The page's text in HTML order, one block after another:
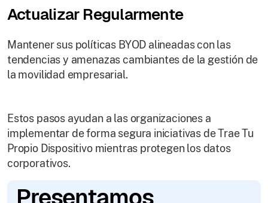
Actualizar Regularmente
Mantener sus políticas BYOD alineadas con las
tendencias y amenazas cambiantes de la gestión de
la movilidad empresarial.
Estos pasos ayudan a las organizaciones a
implementar de forma segura iniciativas de Trae Tu
Propio Dispositivo mientras protegen los datos
corporativos.